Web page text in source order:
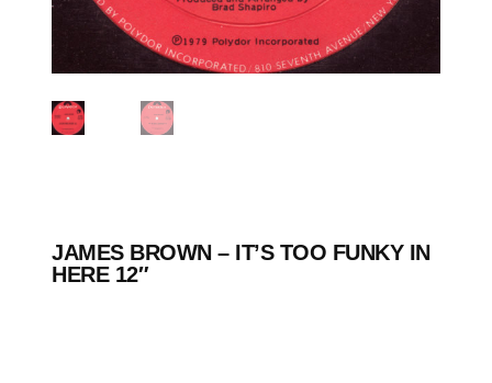
JAMES BROWN ‎– IT’S TOO FUNKY IN
HERE 12″